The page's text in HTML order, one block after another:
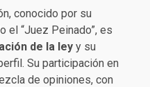
conocido por su
el “Juez Peinado”, es
de la ley y su
Su participación en
de opiniones, con